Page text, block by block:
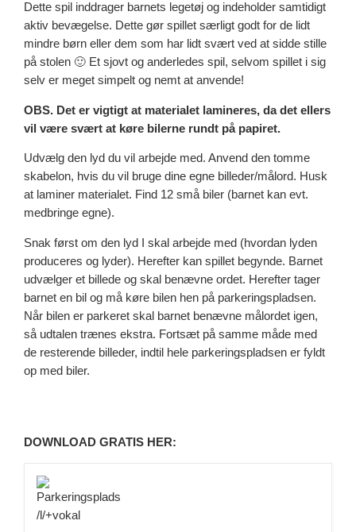
Dette spil inddrager barnets legetøj og indeholder samtidigt
aktiv bevægelse. Dette gør spillet særligt godt for de lidt
mindre børn eller dem som har lidt svært ved at sidde stille
på stolen 🙂 Et sjovt og anderledes spil, selvom spillet i sig
selv er meget simpelt og nemt at anvende!
OBS. Det er vigtigt at materialet lamineres, da det ellers
vil være svært at køre bilerne rundt på papiret.
Udvælg den lyd du vil arbejde med. Anvend den tomme
skabelon, hvis du vil bruge dine egne billeder/målord. Husk
at laminer materialet. Find 12 små biler (barnet kan evt.
medbringe egne).
Snak først om den lyd I skal arbejde med (hvordan lyden
produceres og lyder). Herefter kan spillet begynde. Barnet
udvælger et billede og skal benævne ordet. Herefter tager
barnet en bil og må køre bilen hen på parkeringspladsen.
Når bilen er parkeret skal barnet benævne målordet igen,
så udtalen trænes ekstra. Fortsæt på samme måde med
de resterende billeder, indtil hele parkeringspladsen er fyldt
op med biler.
DOWNLOAD GRATIS HER: